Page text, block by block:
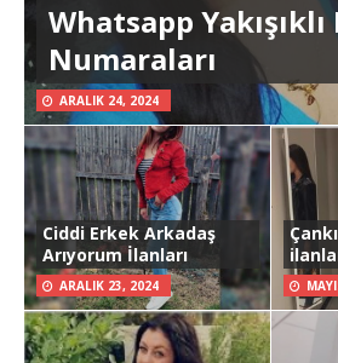
Whatsapp
Numaraları
ARALIK 24, 2024
Ciddi Erkek Arkadaş
Arıyorum İlanları
ARALIK 23, 2024